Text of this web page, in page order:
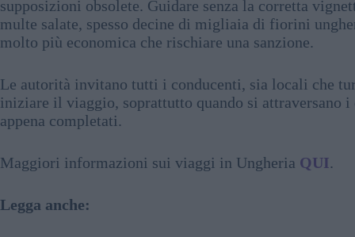
supposizioni obsolete. Guidare senza la corretta
multe salate, spesso decine di migliaia di fiorini
molto più economica che rischiare una sanzione.
Le autorità invitano tutti i conducenti, sia locali che
iniziare il viaggio, soprattutto quando si attraversano
appena completati.
Maggiori informazioni sui viaggi in Ungheria QUI.
Legga anche: